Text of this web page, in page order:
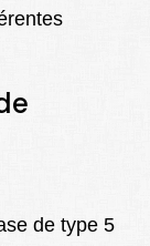
de type 5